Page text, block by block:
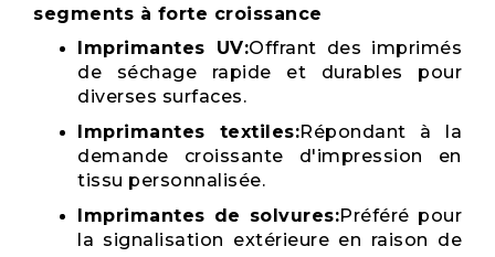
segments à forte croissance
Imprimantes UV:Offrant des imprimés
de séchage rapide et durables pour
diverses surfaces.
Imprimantes textiles:Répondant à la
demande croissante d'impression en
tissu personnalisée.
Imprimantes de solvures:Préféré pour
la signalisation extérieure en raison de